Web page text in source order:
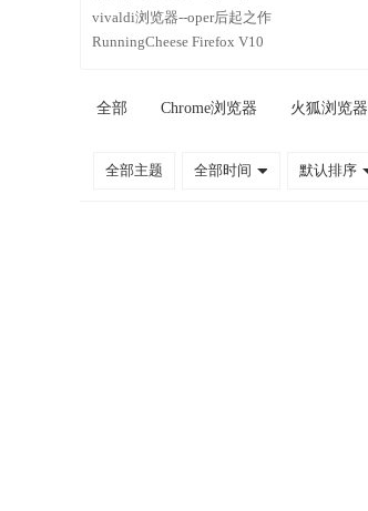
vivaldi浏览器--oper后起之作
RunningCheese Firefox V10
全部 Chrome浏览器 火狐浏览器
全部主题 全部时间 默认排序